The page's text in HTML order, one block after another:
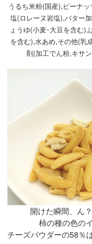
うるち米粉(国産),ピーナ
塩(ロレーヌ岩塩),バター
ょうゆ(小麦･大豆を含む
を含む),水あめ,その他(乳
剤(加工でん粉,キサ
開けた瞬間、ん
柿の種の色の
チーズパウダーの58％